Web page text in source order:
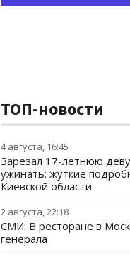
ТОП-новости
4 августа, 16:45
Зарезал 17-летнюю
ужинать: жуткие
Киевской области
2 августа, 22:18
СМИ: В ресторане в
генерала